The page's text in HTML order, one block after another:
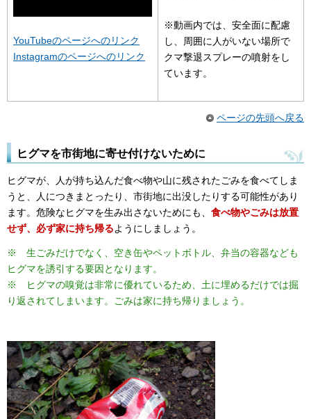
YouTubeのページへのリンク
Instagramのページへのリンク
※動画内では、安全面に配慮
し、周囲に人がいない場所で
クマ撃退スプレーの噴射をし
ています。
ページの先頭へ戻る
ヒグマを市街地に寄せ付けないために
ヒグマが、人が持ち込んだ食べ物や山に残されたごみを食べてしま
うと、人につきまとったり、市街地に出没したりする可能性があり
ます。危険なヒグマを生み出さないためにも、 食べ物やごみは放置
せず、必ず家に持ち帰るようにしましょう。
※ 生ごみだけでなく、空き缶やペットボトル、弁当の容器なども
ヒグマを誘引する要因となります。
※ ヒグマの嗅覚は非常に優れているため、土に埋めるだけでは掘
り返されてしまいます。ごみは家に持ち帰りましょう。